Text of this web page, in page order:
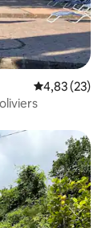
Évaluation
4,83 (23)